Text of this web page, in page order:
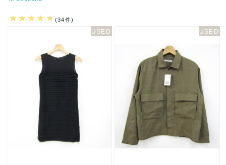
(34件)